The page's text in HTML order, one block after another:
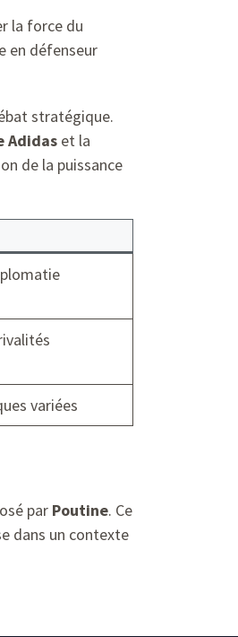
la force du
en défenseur
stratégique.
Adidas et la
de la puissance
variées
par Poutine. Ce
dans un contexte